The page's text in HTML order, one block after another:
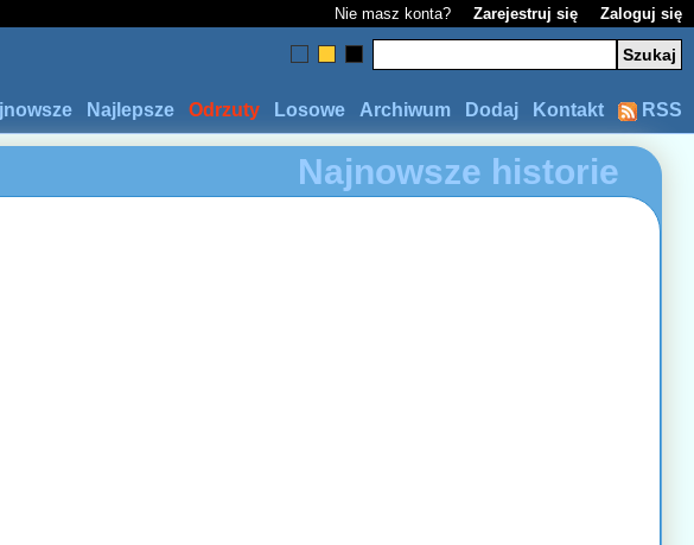
Nie masz konta? Zarejestruj się Zaloguj się
RSS
Kontakt
Dodaj
Archiwum
Losowe
Odrzuty
Najlepsze
Najnowsze historie